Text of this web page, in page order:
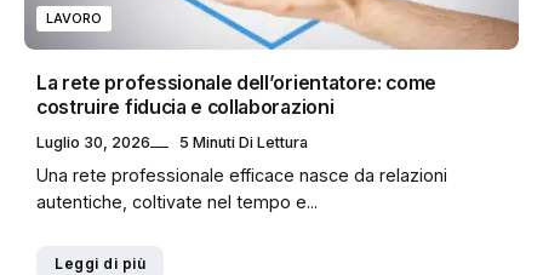
LAVORO
La rete professionale dell’orientatore: come
costruire fiducia e collaborazioni
Luglio 30, 2026 5 Minuti Di Lettura
Una rete professionale efficace nasce da relazioni
autentiche, coltivate nel tempo e...
Leggi di più